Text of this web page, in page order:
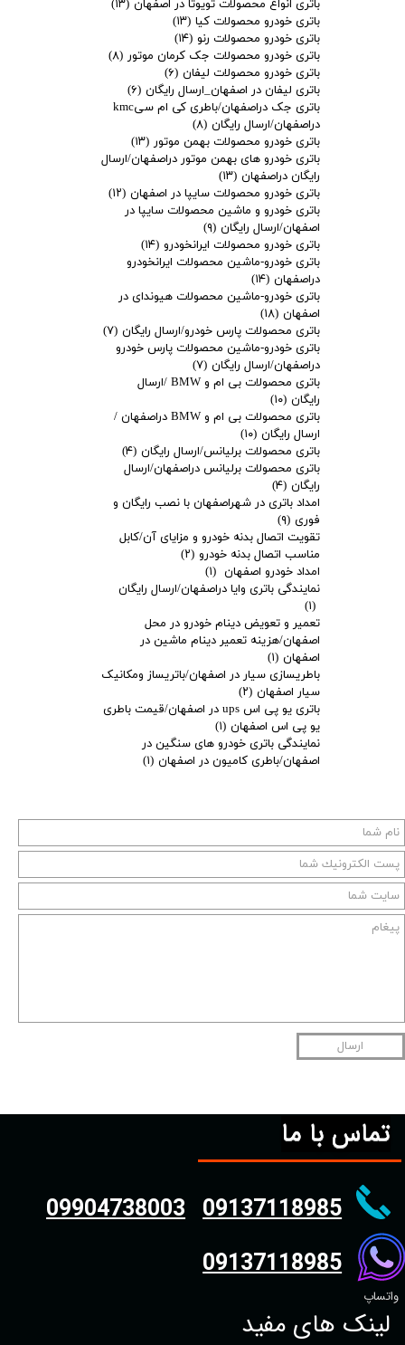
ارسال
باتری انواع محصولات تویوتا در اصفهان (۱۳)
باتری خودرو محصولات کیا (۱۳)
باتری خودرو محصولات رنو (۱۴)
باتری خودرو محصولات جک کرمان موتور (۸)
باتری خودرو محصولات لیفان (۶)
باتری لیفان در اصفهان_ارسال رایگان (۶)
باتری جک دراصفهان/باطری کی ام سیkmc
دراصفهان/ارسال رایگان (۸)
باتری خودرو محصولات بهمن موتور (۱۳)
باتری خودرو های بهمن موتور دراصفهان/ارسال
رایگان دراصفهان (۱۳)
باتری خودرو محصولات سایپا در اصفهان (۱۲)
باتری خودرو و ماشین محصولات سایپا در
اصفهان/ارسال رایگان (۹)
باتری خودرو محصولات ایرانخودرو (۱۴)
باتری خودرو-ماشین محصولات ایرانخودرو
دراصفهان (۱۴)
باتری خودرو-ماشین محصولات هیوندای در
اصفهان (۱۸)
باتری محصولات پارس خودرو/ارسال رایگان (۷)
باتری خودرو-ماشین محصولات پارس خودرو
دراصفهان/ارسال رایگان (۷)
باتری محصولات بی ام و BMW /ارسال
رایگان (۱۰)
باتری محصولات بی ام و BMW دراصفهان /
ارسال رایگان (۱۰)
باتری محصولات برلیانس/ارسال رایگان (۴)
باتری محصولات برلیانس دراصفهان/ارسال
رایگان (۴)
امداد باتری در شهراصفهان با نصب رایگان و
فوری (۹)
تقویت اتصال بدنه خودرو و مزایای آن/کابل
مناسب اتصال بدنه خودرو (۲)
امداد خودرو اصفهان (۱)
نمایندگی باتری وایا دراصفهان/ارسال رایگان
(۱)
تعمیر و تعویض دینام خودرو در محل
اصفهان/هزینه تعمیر دینام ماشین در
اصفهان (۱)
باطریسازی سیار در اصفهان/باتریساز ومکانیک
سیار اصفهان (۲)
باتری یو پی اس ups در اصفهان/قیمت باطری
یو پی اس اصفهان (۱)
نمایندگی باتری خودرو های سنگین در
اصفهان/باطری کامیون در اصفهان (۱)
تماس با ما
واتساپ
09904738003 09137118985
09137118985
لینک های مفید